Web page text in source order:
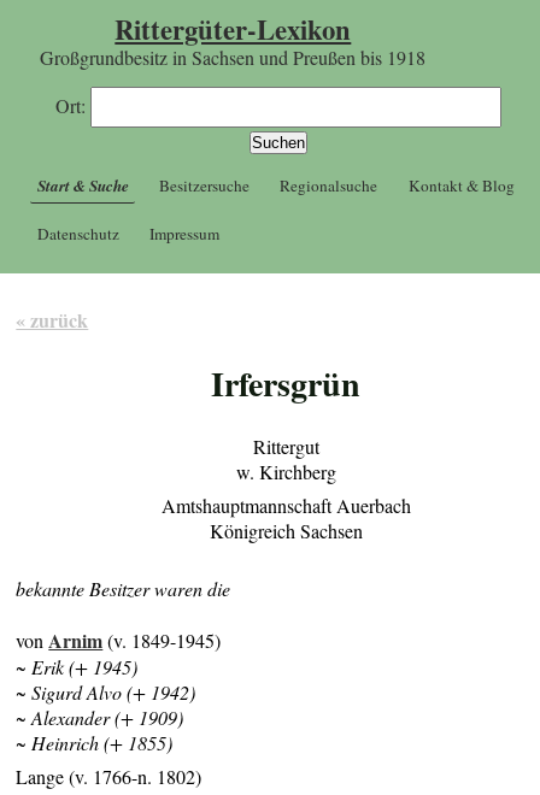
Rittergüter-Lexikon
Großgrundbesitz in Sachsen und Preußen bis 1918
Ort:
Start & Suche Besitzersuche Regionalsuche Kontakt & Blog
Datenschutz Impressum
« zurück
Irfersgrün
Rittergut
w. Kirchberg
Amtshauptmannschaft Auerbach
Königreich Sachsen
bekannte Besitzer waren die
von Arnim(v. 1849-1945)
~ Erik (+ 1945)
~ Sigurd Alvo (+ 1942)
~ Alexander (+ 1909)
~ Heinrich (+ 1855)
Lange (v. 1766-n. 1802)